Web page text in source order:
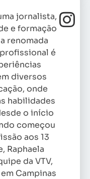
jornalista,
e formação
renomada
é
diversos
onde
habilidades
o início
começou
aos 13
Raphaela
da VTV,
Campinas